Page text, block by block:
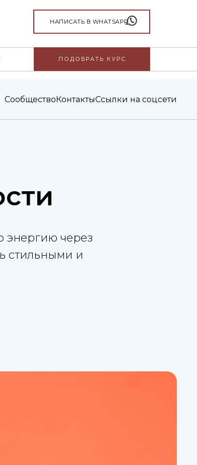
ПОДОБРАТЬ КУРС
НАПИСАТЬ В WHATSAPP
СообществоКонтактыСсылки на соцсети
энергию через
стильными и